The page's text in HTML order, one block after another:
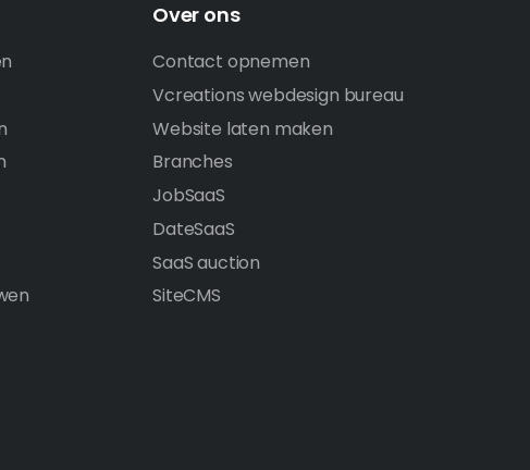
Over ons
Contact opnemen
Vcreations webdesign bureau
Website laten maken
Branches
JobSaaS
DateSaaS
SaaS auction
SiteCMS